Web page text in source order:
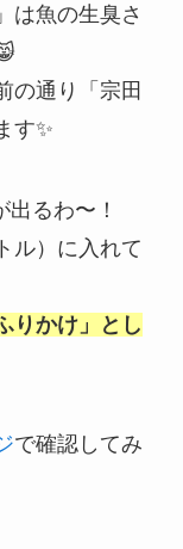
は魚の生臭さ
の通り「宗田
す✨
るわ〜！
ル）に入れて
りかけ」とし
で確認してみ